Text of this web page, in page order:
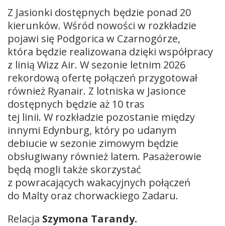
Z Jasionki dostępnych będzie ponad 20
kierunków. Wśród nowości w rozkładzie
pojawi się Podgorica w Czarnogórze,
która będzie realizowana dzięki współpracy
z linią Wizz Air. W sezonie letnim 2026
rekordową ofertę połączeń przygotował
również Ryanair. Z lotniska w Jasionce
dostępnych będzie aż 10 tras
tej linii. W rozkładzie pozostanie między
innymi Edynburg, który po udanym
debiucie w sezonie zimowym będzie
obsługiwany również latem. Pasażerowie
będą mogli także skorzystać
z powracających wakacyjnych połączeń
do Malty oraz chorwackiego Zadaru.
Relacja Szymona Tarandy.